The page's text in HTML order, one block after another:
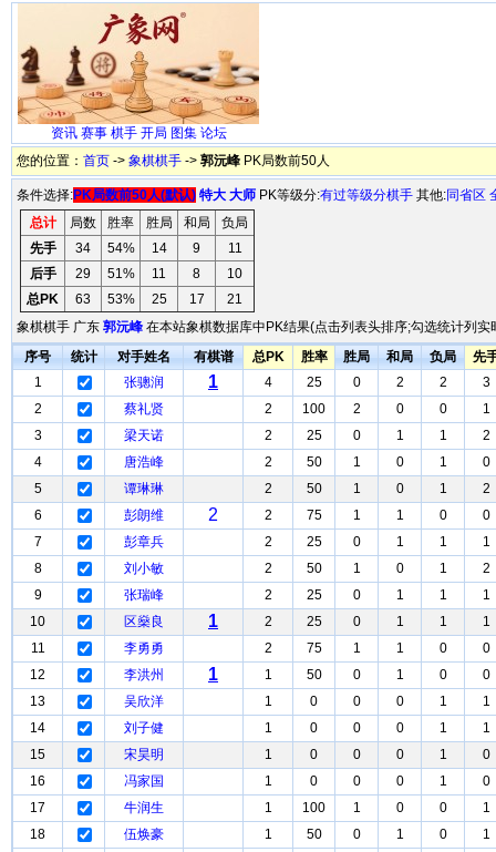
资讯 赛事 棋手 开局 图集 论坛
您的位置： 首页 -> 象棋棋手 -> 郭沅峰 PK局数前50人
条件选择:PK局数前50人(默认) 特大 大师 PK等级分:有过等级分棋手 其他:同省区
总计
局数 胜率 胜局 和局
负局
先手
34 54% 14 9
11
后手
29 51% 11 8
10
总PK
63 53% 25 17
21
象棋棋手 广东 郭沅峰 在本站象棋数据库中PK结果(点击列表头排序;勾选统计列
序号
统计 对手姓名 有棋谱 总PK 胜率 胜局 和局 负局
先
1
张骢润 1 4 25 0 2 2
3
2
蔡礼贤 2 100 2 0 0
1
3
梁天诺 2 25 0 1 1
2
4
唐浩峰 2 50 1 0 1
0
5
谭琳琳 2 50 1 0 1
2
6
彭朗维 2 2 75 1 1 0
0
7
彭章兵 2 25 0 1 1
1
8
刘小敏 2 50 1 0 1
2
9
张瑞峰 2 25 0 1 1
1
10
区燊良 1 2 25 0 1 1
1
11
李勇勇 2 75 1 1 0
0
12
李洪州 1 1 50 0 1 0
0
13
吴欣洋 1 0 0 0 1
1
14
刘子健 1 0 0 0 1
1
15
宋昊明 1 0 0 0 1
0
16
冯家国 1 0 0 0 1
0
17
牛润生 1 100 1 0 0
1
18
伍焕豪 1 50 0 1 0
1